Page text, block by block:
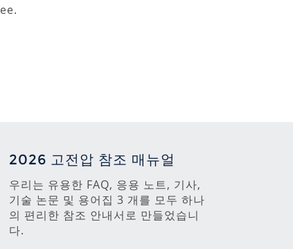
2026 고전압 참조 매뉴얼
우리는 유용한 FAQ, 응용 노트, 기사,
기술 논문 및 용어집 3 개를 모두 하나
의 편리한 참조 안내서로 만들었습니
다.